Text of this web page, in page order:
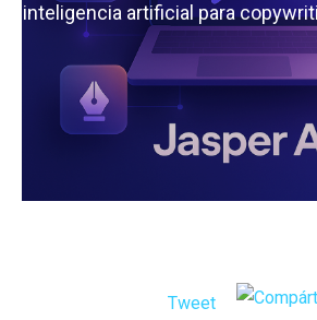
la inteligencia artificial para
Tweet